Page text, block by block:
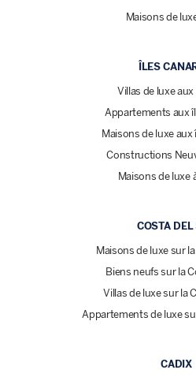
Maisons de
ÎLES
Villas de luxe aux
Appartements aux
Maisons de luxe aux
Constructions
Maisons de luxe
COSTA DEL
Maisons de luxe sur
Biens neufs sur la
Villas de luxe sur la
Appartements de luxe
CADIX